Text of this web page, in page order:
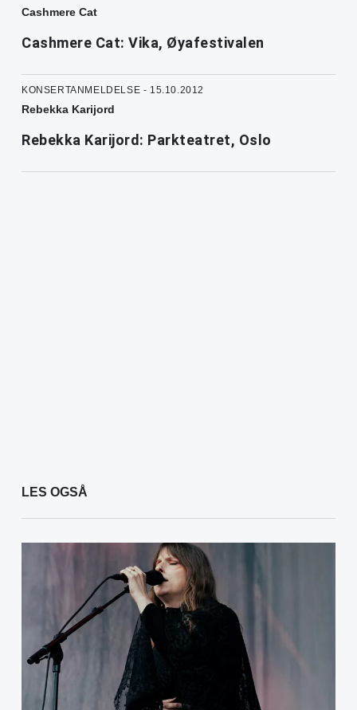
Cashmere Cat
Cashmere Cat: Vika, Øyafestivalen
KONSERTANMELDELSE - 15.10.2012
Rebekka Karijord
Rebekka Karijord: Parkteatret, Oslo
LES OGSÅ